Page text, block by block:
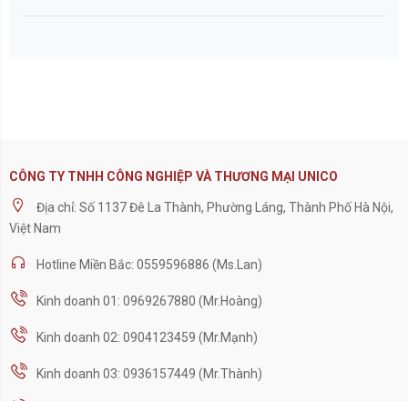
CÔNG TY TNHH CÔNG NGHIỆP VÀ THƯƠNG MẠI UNICO
Địa chỉ: Số 1137 Đê La Thành, Phường Láng, Thành Phố Hà Nội,
Việt Nam
Hotline Miền Bắc: 0559596886 (Ms.Lan)
Kinh doanh 01: 0969267880 (Mr.Hoàng)
Kinh doanh 02: 0904123459 (Mr.Mạnh)
Kinh doanh 03: 0936157449 (Mr.Thành)